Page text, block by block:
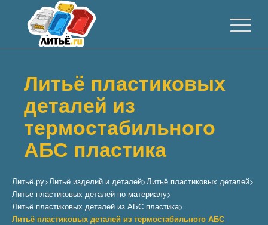
Литьё пластиковых
деталей из
термостабильного
АБС пластика
Литьё.ру>Литьё изделий и деталей>Литьё пластиковых деталей>
Литьё пластиковых деталей по материалу>
Литьё пластиковых деталей из АБС пластика>
Литьё пластиковых деталей из термостабильного АБС